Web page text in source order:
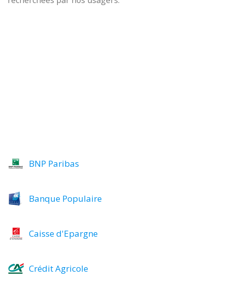
BNP Paribas
Banque Populaire
Caisse d'Epargne
Crédit Agricole